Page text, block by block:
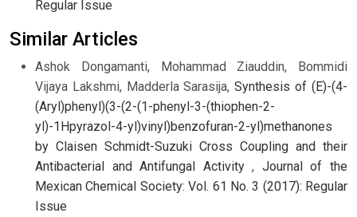
Regular Issue
Similar Articles
Ashok Dongamanti, Mohammad Ziauddin, Bommidi
Vijaya Lakshmi, Madderla Sarasija,Synthesis of (E)-(4-
(Aryl)phenyl)(3-(2-(1-phenyl-3-(thiophen-2-
yl)-1Hpyrazol-4-yl)vinyl)benzofuran-2-yl)methanones
by Claisen Schmidt-Suzuki Cross Coupling and their
Antibacterial and Antifungal Activity, Journal of the
Mexican Chemical Society: Vol. 61 No. 3 (2017): Regular
Issue